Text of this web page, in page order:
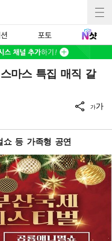
포토
마스 특집 매직 갈
가가
쇼 등 가족형 공연